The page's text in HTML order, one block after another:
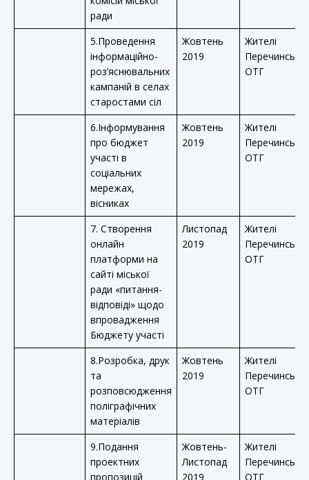
ради
5.Проведення
інформаційно-
роз’яснювальних
кампаній в селах
старостами сіл
Жовтень
2019
Жителі
Перечинської
ОТГ
6.Інформування
про бюджет
участі в
соціальних
мережах,
вісниках
Жовтень
2019
Жителі
Перечинської
ОТГ
7. Створення
онлайн
платформи на
сайті міської
ради «питання-
відповіді» щодо
впровадження
Бюджету участі
Листопад
2019
Жителі
Перечинської
ОТГ
8.Розробка, друк
та
розповсюдження
поліграфічних
матеріалів
Жовтень
2019
Жителі
Перечинської
ОТГ
9.Подання
проектних
пропозицій
Жовтень-
Листопад
2019
Жителі
Перечинської
ОТГ